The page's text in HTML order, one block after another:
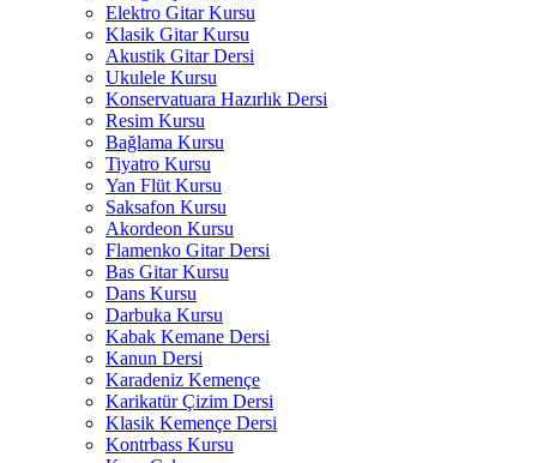
Elektro Gitar Kursu
Klasik Gitar Kursu
Akustik Gitar Dersi
Ukulele Kursu
Konservatuara Hazırlık Dersi
Resim Kursu
Bağlama Kursu
Tiyatro Kursu
Yan Flüt Kursu
Saksafon Kursu
Akordeon Kursu
Flamenko Gitar Dersi
Bas Gitar Kursu
Dans Kursu
Darbuka Kursu
Kabak Kemane Dersi
Kanun Dersi
Karadeniz Kemençe
Karikatür Çizim Dersi
Klasik Kemençe Dersi
Kontrbass Kursu